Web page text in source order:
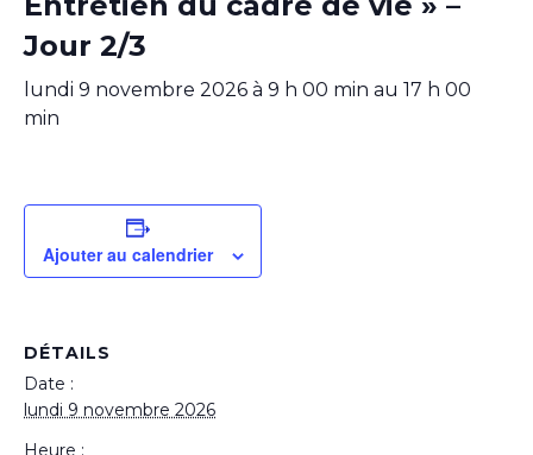
Jour 2/3
lundi 9 novembre 2026 à 9 h 00 min au 17 h 00
min
Ajouter au calendrier
DÉTAILS
Date :
lundi 9 novembre 2026
Heure :